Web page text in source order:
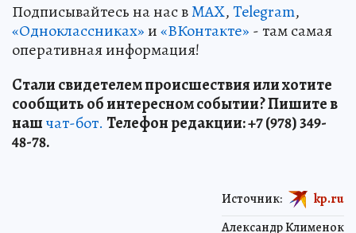
Подписывайтесь на нас вMAX,Telegram,
«Одноклассниках»и«ВКонтакте» - там самая
оперативная информация!
Стали свидетелем происшествия или хотите
сообщить об интересном событии? Пишите в
нашчат-бот. Телефон редакции: +7 (978) 349-
48-78.
Александр Клименок
Источник: kp.ru